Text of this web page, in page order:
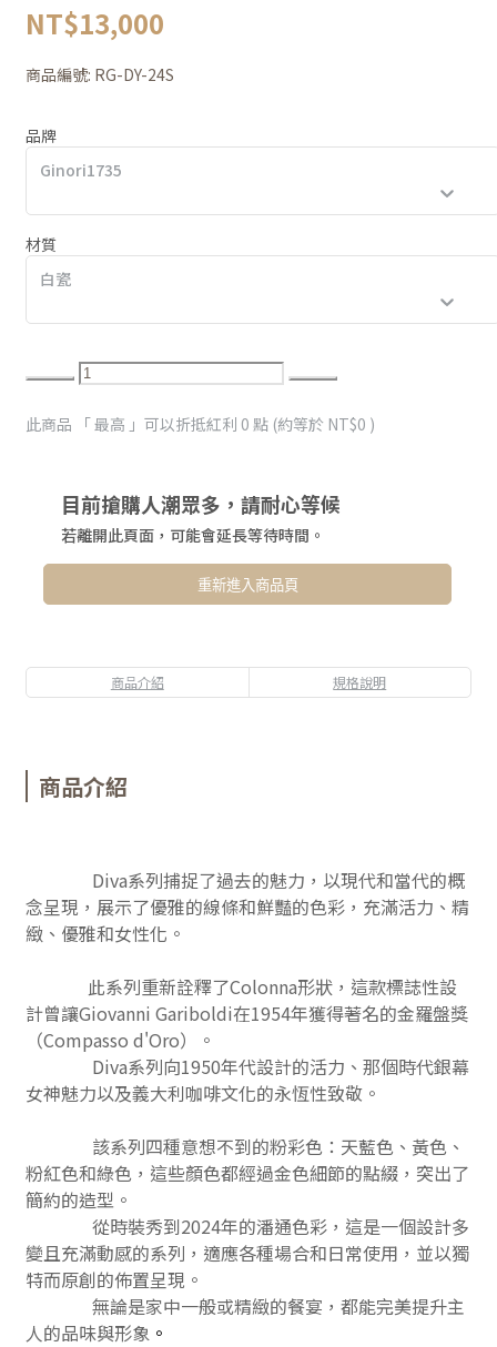
NT$13,000
商品編號: RG-DY-24S
品牌
Ginori1735
材質
白瓷
此商品 「 最高 」可以折抵紅利 0 點 (約等於 NT$0 )
目前搶購人潮眾多，請耐心等候
若離開此頁面，可能會延長等待時間。
重新進入商品頁
商品介紹 規格說明
商品介紹
Diva系列捕捉了過去的魅力，以現代和當代的概
念呈現，展示了優雅的線條和鮮豔的色彩，充滿活力、精
緻、優雅和女性化。
此系列重新詮釋了Colonna形狀，這款標誌性設
計曾讓Giovanni Gariboldi在1954年獲得著名的金羅盤獎
（Compasso d'Oro）。
Diva系列向1950年代設計的活力、那個時代銀幕
女神魅力以及義大利咖啡文化的永恆性致敬。
該系列四種意想不到的粉彩色：天藍色、黃色、
粉紅色和綠色，這些顏色都經過金色細節的點綴，突出了
簡約的造型。
從時裝秀到2024年的潘通色彩，這是一個設計多
變且充滿動感的系列，適應各種場合和日常使用，並以獨
特而原創的佈置呈現。
無論是家中一般或精緻的餐宴，都能完美提升主
人的品味與形象 。